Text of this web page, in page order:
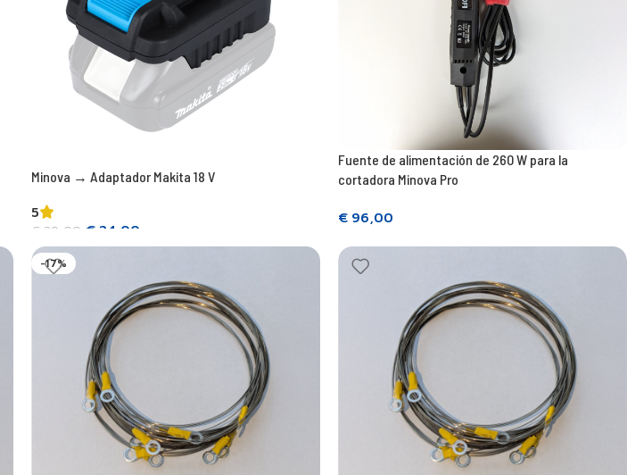
Minova → Adaptador Makita 18 V
5
€ 29,00 € 24,00
Añadir a la cesta
Fuente de alimentación de 260 W para la
cortadora Minova Pro
€ 96,00
-17%